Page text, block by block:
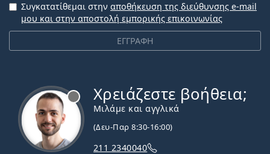
ΕΓΓΡΑΦΗ
Συγκατατίθεμαι στην αποθήκευση της διεύθυνσης e-mail
μου και στην αποστολή εμπορικής επικοινωνίας
Χρειάζεστε βοήθεια;
Μιλάμε και αγγλικά
(Δευ-Παρ 8:30-16:00)
211 2340040